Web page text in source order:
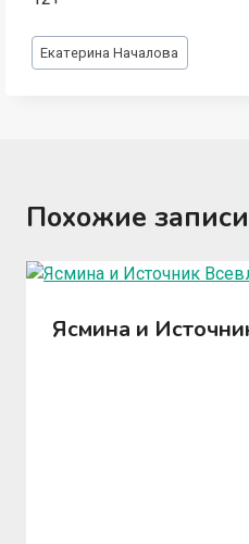
Метки
записи:
Екатерина Началова
Похожие записи
Ясмина и